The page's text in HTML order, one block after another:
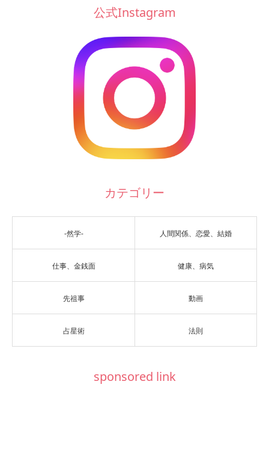
公式Instagram
カテゴリー
-然学- 人間関係、恋愛、結婚
仕事、金銭面 健康、病気
先祖事 動画
占星術 法則
sponsored link